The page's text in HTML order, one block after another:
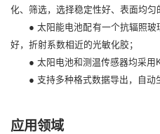
化、筛选，选择稳定性好、表面均匀
● 太阳能电池配有一个抗辐照
好，折射系数相近的光敏化胶；
● 太阳电池和测温传感器均采用
● 支持多种格式数据导出，自动
应用领域